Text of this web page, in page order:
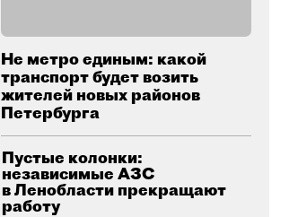
Не метро единым: какой
транспорт будет возить
жителей новых районов
Петербурга
Пустые колонки:
независимые АЗС
в Ленобласти прекращают
работу